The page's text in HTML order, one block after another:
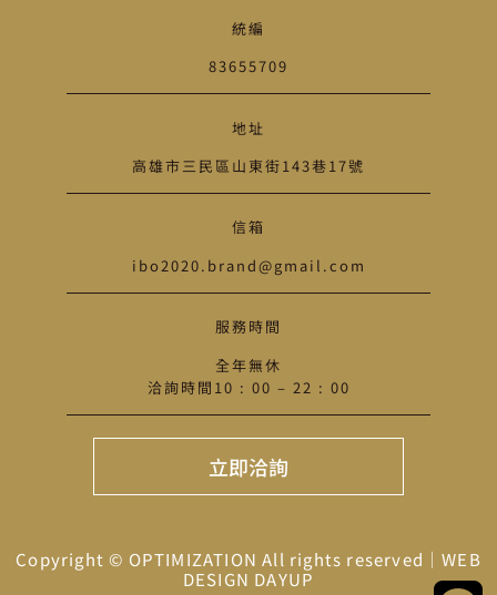
統編
83655709
地址
高雄市三民區山東街143巷17號
信箱
ibo2020.brand@gmail.com
服務時間
全年無休
洽詢時間10 : 00 – 22 : 00
立即洽詢
Copyright © OPTIMIZATION All rights reserved｜WEB
DESIGN DAYUP